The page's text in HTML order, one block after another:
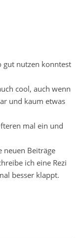
gut nutzen konntest
cool, auch wenn
und kaum etwas
mal ein und
neuen Beiträge
ich eine Rezi
besser klappt.